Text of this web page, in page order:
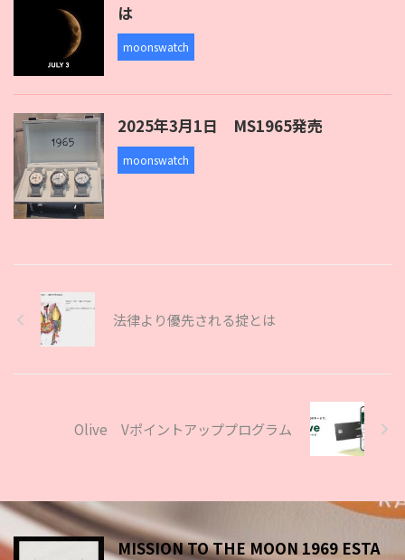
は
moonswatch
2025年3月1日 MS1965発売
moonswatch
法律より優先される掟とは
Olive Vポイントアッププログラム
MISSION TO THE MOON 1969 ESTA